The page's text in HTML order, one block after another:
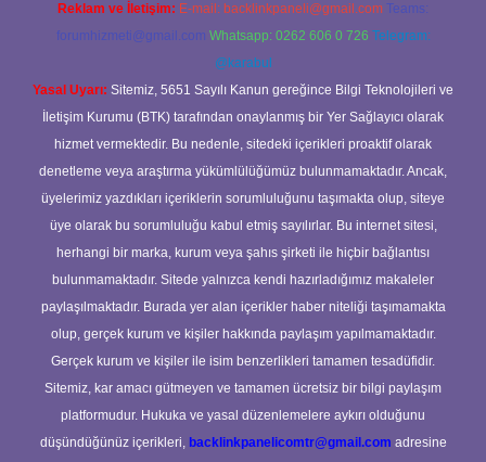
Reklam ve İletişim: E-mail: backlinkpaneli@gmail.com Teams:
forumhizmeti@gmail.com Whatsapp: 0262 606 0 726 Telegram:
@karabul
Yasal Uyarı: Sitemiz, 5651 Sayılı Kanun gereğince Bilgi Teknolojileri ve
İletişim Kurumu (BTK) tarafından onaylanmış bir Yer Sağlayıcı olarak
hizmet vermektedir. Bu nedenle, sitedeki içerikleri proaktif olarak
denetleme veya araştırma yükümlülüğümüz bulunmamaktadır. Ancak,
üyelerimiz yazdıkları içeriklerin sorumluluğunu taşımakta olup, siteye
üye olarak bu sorumluluğu kabul etmiş sayılırlar. Bu internet sitesi,
herhangi bir marka, kurum veya şahıs şirketi ile hiçbir bağlantısı
bulunmamaktadır. Sitede yalnızca kendi hazırladığımız makaleler
paylaşılmaktadır. Burada yer alan içerikler haber niteliği taşımamakta
olup, gerçek kurum ve kişiler hakkında paylaşım yapılmamaktadır.
Gerçek kurum ve kişiler ile isim benzerlikleri tamamen tesadüfidir.
Sitemiz, kar amacı gütmeyen ve tamamen ücretsiz bir bilgi paylaşım
platformudur. Hukuka ve yasal düzenlemelere aykırı olduğunu
düşündüğünüz içerikleri, backlinkpanelicomtr@gmail.com adresine